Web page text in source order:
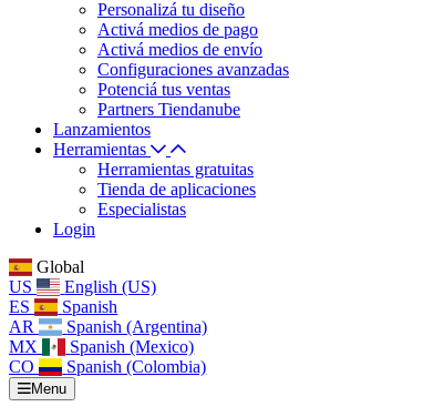
Personalizá tu diseño
Activá medios de pago
Activá medios de envío
Configuraciones avanzadas
Potenciá tus ventas
Partners Tiendanube
Lanzamientos
Herramientas
Herramientas gratuitas
Tienda de aplicaciones
Especialistas
Login
Global
US
English (US)
ES
Spanish
AR
Spanish (Argentina)
MX
Spanish (Mexico)
CO
Spanish (Colombia)
Menu